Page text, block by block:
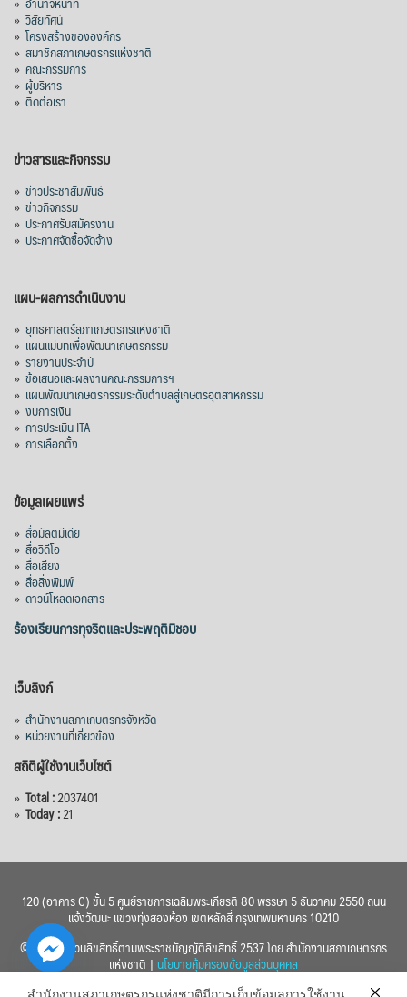
» วิสัยทัศน์
» โครงสร้างขององค์กร
» สมาชิกสภาเกษตรกรแห่งชาติ
» คณะกรรมการ
» ผู้บริหาร
» ติดต่อเรา
ข่าวสารและกิจกรรม
» ข่าวประชาสัมพันธ์
» ข่าวกิจกรรม
» ประกาศรับสมัครงาน
» ประกาศจัดซื้อจัดจ้าง
แผน-ผลการดำเนินงาน
» ยุทธศาสตร์สภาเกษตรกรแห่งชาติ
» แผนแม่บทเพื่อพัฒนาเกษตรกรรม
» รายงานประจำปี
» ข้อเสนอและผลงานคณะกรรมการฯ
» แผนพัฒนาเกษตรกรรมระดับตำบลสู่เกษตรอุตสาหกรรม
» งบการเงิน
» การประเมิน ITA
» การเลือกตั้ง
ข้อมูลเผยแพร่
» สื่อมัลติมีเดีย
» สื่อวิดีโอ
» สื่อเสียง
» สื่อสิ่งพิมพ์
» ดาวน์โหลดเอกสาร
ร้องเรียนการทุจริตและประพฤติมิชอบ
เว็บลิงก์
» สำนักงานสภาเกษตรกรจังหวัด
» หน่วยงานที่เกี่ยวข้อง
สถิติผู้ใช้งานเว็บไซต์
» Total :2037401
» Today :21
120 (อาคาร C) ชั้น 5 ศูนย์ราชการเฉลิมพระเกียรติ 80 พรรษา 5 ธันวาคม 2550 ถนน
แจ้งวัฒนะ แขวงทุ่งสองห้อง เขตหลักสี่ กรุงเทพมหานคร 10210
© 2560 สงวนลิขสิทธิ์ตามพระราชบัญญัติลิขสิทธิ์ 2537 โดย สำนักงานสภาเกษตรกร
แห่งชาติ | นโยบายคุ้มครองข้อมูลส่วนบุคคล